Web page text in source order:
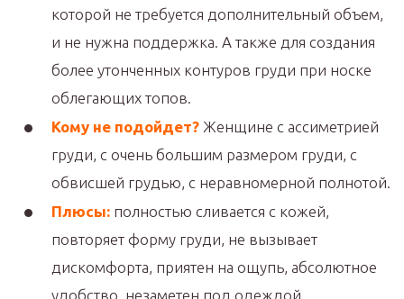
которой не требуется дополнительный объем,
и не нужна поддержка. А также для создания
более утонченных контуров груди при носке
облегающих топов.
Кому не подойдет? Женщине с ассиметрией
груди, с очень большим размером груди, с
обвисшей грудью, с неравномерной полнотой.
Плюсы: полностью сливается с кожей,
повторяет форму груди, не вызывает
дискомфорта, приятен на ощупь, абсолютное
удобство, незаметен под одеждой.